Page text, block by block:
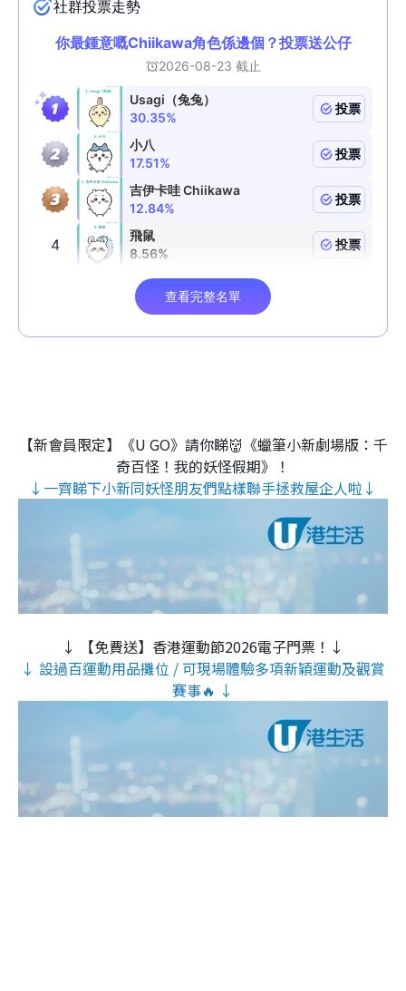
【新會員限定】《U GO》請你睇👹《蠟筆小新劇場版：千
奇百怪！我的妖怪假期》！
↓一齊睇下小新同妖怪朋友們點樣聯手拯救屋企人啦↓
↓ 【免費送】香港運動節2026電子門票！↓
↓ 設過百運動用品攤位 / 可現場體驗多項新穎運動及觀賞
賽事🔥 ↓